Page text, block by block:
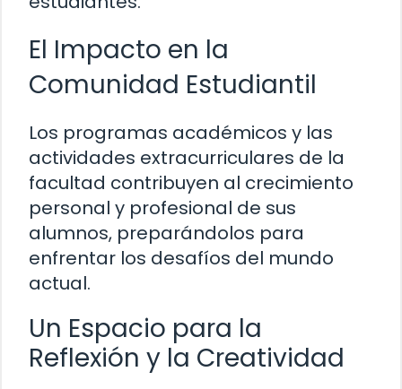
El Impacto en la
Comunidad Estudiantil
Los programas académicos y las
actividades extracurriculares de la
facultad contribuyen al crecimiento
personal y profesional de sus
alumnos, preparándolos para
enfrentar los desafíos del mundo
actual.
Un Espacio para la
Reflexión y la Creatividad